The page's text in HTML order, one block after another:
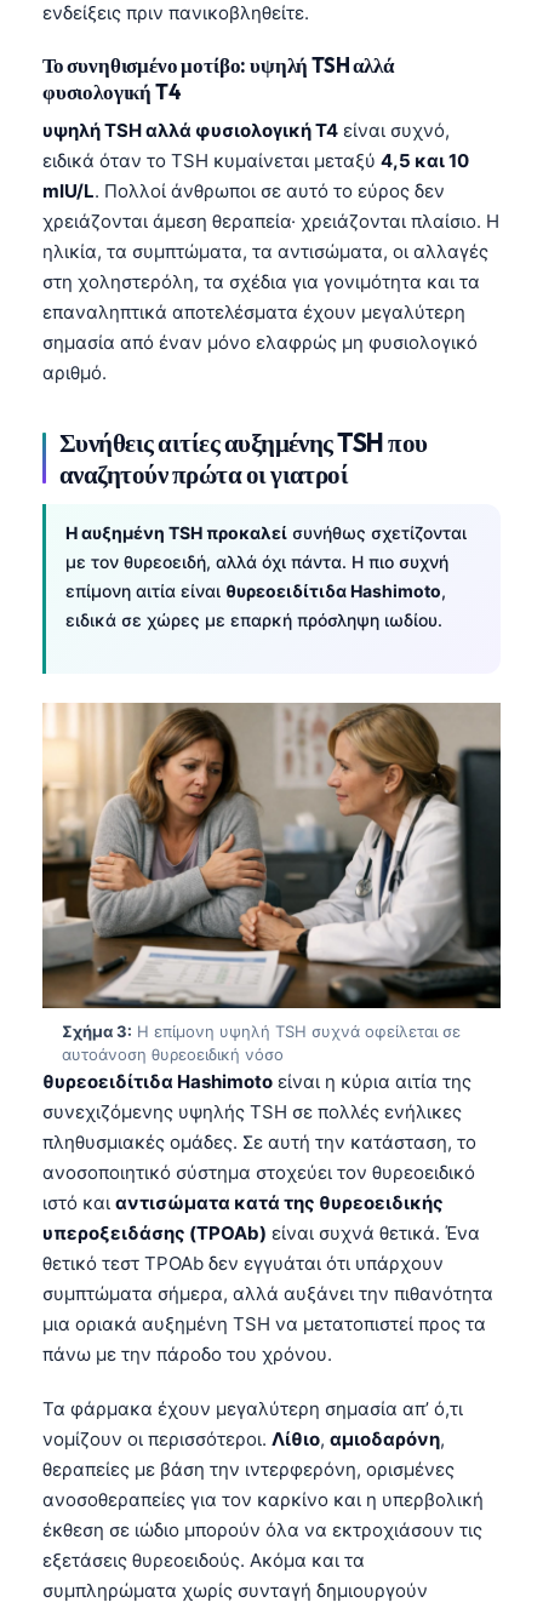
ενδείξεις πριν πανικοβληθείτε.
Το συνηθισμένο μοτίβο: υψηλή TSH αλλά
φυσιολογική T4
υψηλή TSH αλλά φυσιολογική T4 είναι συχνό,
ειδικά όταν το TSH κυμαίνεται μεταξύ 4,5 και 10
mIU/L. Πολλοί άνθρωποι σε αυτό το εύρος δεν
χρειάζονται άμεση θεραπεία· χρειάζονται πλαίσιο. Η
ηλικία, τα συμπτώματα, τα αντισώματα, οι αλλαγές
στη χοληστερόλη, τα σχέδια για γονιμότητα και τα
επαναληπτικά αποτελέσματα έχουν μεγαλύτερη
σημασία από έναν μόνο ελαφρώς μη φυσιολογικό
αριθμό.
Συνήθεις αιτίες αυξημένης TSH που
αναζητούν πρώτα οι γιατροί
Η αυξημένη TSH προκαλεί συνήθως σχετίζονται
με τον θυρεοειδή, αλλά όχι πάντα. Η πιο συχνή
επίμονη αιτία είναι θυρεοειδίτιδα Hashimoto,
ειδικά σε χώρες με επαρκή πρόσληψη ιωδίου.
Σχήμα 3: Η επίμονη υψηλή TSH συχνά οφείλεται σε
αυτοάνοση θυρεοειδική νόσο
θυρεοειδίτιδα Hashimoto είναι η κύρια αιτία της
συνεχιζόμενης υψηλής TSH σε πολλές ενήλικες
πληθυσμιακές ομάδες. Σε αυτή την κατάσταση, το
ανοσοποιητικό σύστημα στοχεύει τον θυρεοειδικό
ιστό και αντισώματα κατά της θυρεοειδικής
υπεροξειδάσης (TPOAb) είναι συχνά θετικά. Ένα
θετικό τεστ TPOAb δεν εγγυάται ότι υπάρχουν
συμπτώματα σήμερα, αλλά αυξάνει την πιθανότητα
μια οριακά αυξημένη TSH να μετατοπιστεί προς τα
πάνω με την πάροδο του χρόνου.
Τα φάρμακα έχουν μεγαλύτερη σημασία απ’ ό,τι
νομίζουν οι περισσότεροι. Λίθιο, αμιοδαρόνη,
θεραπείες με βάση την ιντερφερόνη, ορισμένες
ανοσοθεραπείες για τον καρκίνο και η υπερβολική
έκθεση σε ιώδιο μπορούν όλα να εκτροχιάσουν τις
εξετάσεις θυρεοειδούς. Ακόμα και τα
συμπληρώματα χωρίς συνταγή δημιουργούν